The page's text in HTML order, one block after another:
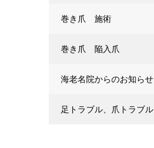
巻き爪 施術
巻き爪 陥入爪
海老名院からのお知らせ
足トラブル、爪トラブル